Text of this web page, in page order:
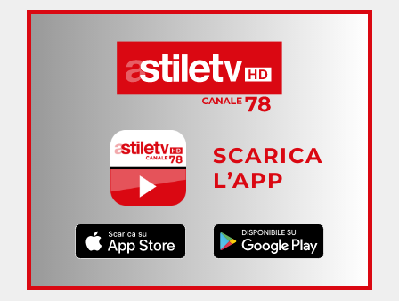
SCARICA
L’APP